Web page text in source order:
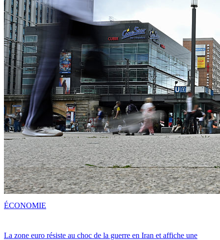
La zone euro résiste au choc de la guerre en Iran et affiche une
ÉCONOMIE